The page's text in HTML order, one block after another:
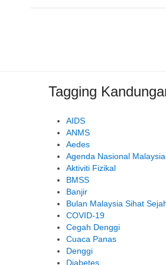
Tagging
AIDS
ANMS
Aedes
Agenda Nasional
Aktiviti Fizikal
BMSS
Banjir
Bulan Malaysia Sihat
COVID-19
Cegah Denggi
Cuaca Panas
Denggi
Diabetes